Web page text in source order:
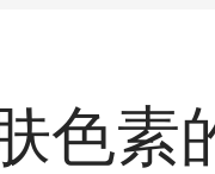
色素